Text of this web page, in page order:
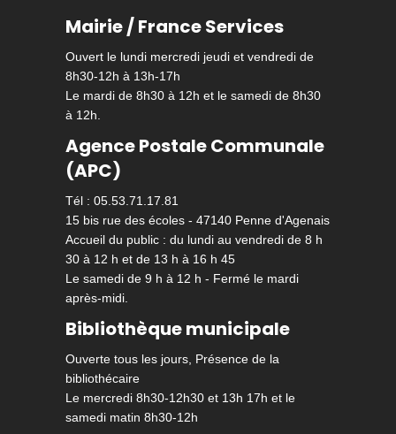
Mairie / France Services
Ouvert le lundi mercredi jeudi et vendredi de
8h30-12h à 13h-17h
Le mardi de 8h30 à 12h et le samedi de 8h30
à 12h.
Agence Postale Communale
(APC)
Tél : 05.53.71.17.81
15 bis rue des écoles - 47140 Penne d'Agenais
Accueil du public : du lundi au vendredi de 8 h
30 à 12 h et de 13 h à 16 h 45
Le samedi de 9 h à 12 h - Fermé le mardi
après-midi.
Bibliothèque municipale
Ouverte tous les jours, Présence de la
bibliothécaire
Le mercredi 8h30-12h30 et 13h 17h et le
samedi matin 8h30-12h